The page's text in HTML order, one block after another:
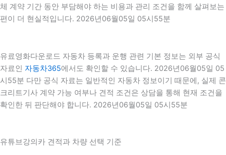
체 계약 기간 동안 부담해야 하는 비용과 관리 조건을 함께 살펴보는
편이 더 현실적입니다. 2026년06월05일 05시55분
유료영화다운로드 자동차 등록과 운행 관련 기본 정보는 외부 공식
자료인 자동차365에서도 확인할 수 있습니다. 2026년06월05일 05
시55분 다만 공식 자료는 일반적인 자동차 정보이기 때문에, 실제 콘
크리트기사 계약 가능 여부나 견적 조건은 상담을 통해 현재 조건을
확인한 뒤 판단해야 합니다. 2026년06월05일 05시55분
유튜브강의카 견적과 차량 선택 기준